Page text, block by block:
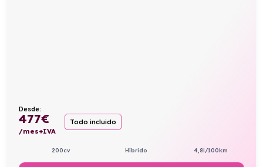
Desde:
477€
/mes+IVA
Todo incluido
200cv Híbrido 4,8l/100km